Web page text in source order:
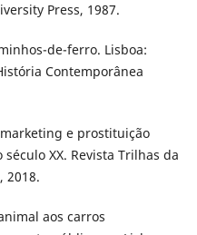
Press, 1987.
de-ferro. Lisboa:
Contemporânea
marketing e prostituição
XX. Revista Trilhas da
2018.
aos carros